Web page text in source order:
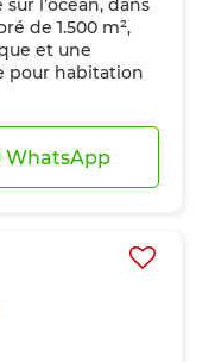
Four
l’océan, dans
de 1.500 m²,
et une
pour habitation
WhatsApp